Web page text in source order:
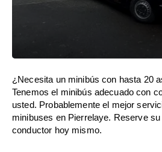
¿Necesita un minibús con hasta 20
Tenemos el minibús adecuado con
usted. Probablemente el mejor
minibuses en Pierrelaye. Reserve
conductor hoy mismo.